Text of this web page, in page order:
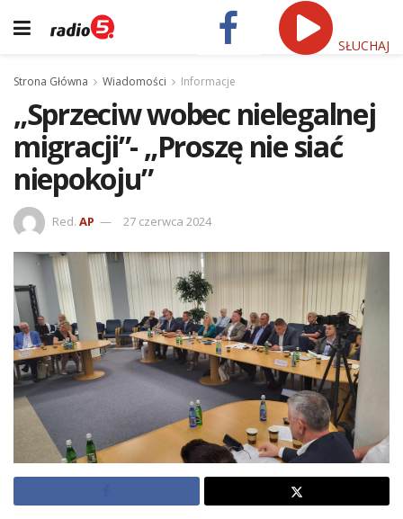
SŁUCHAJ
Strona Główna Wiadomości Informacje
„Sprzeciw wobec nielegalnej
migracji”- „Proszę nie siać
niepokoju”
Red. AP 27 czerwca 2024